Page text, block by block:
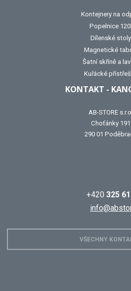
Kontejnery na
Popelnice 120l
Dílenské stoly
Magnetické
Šatní skříně a
Kuřácké
KONTAKT -
AB-STORE s.r.o.
Choťánky 191
290 01
+420 325
VŠECHNY